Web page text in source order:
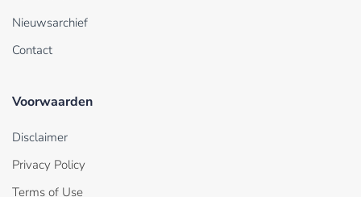
Nieuwsarchief
Contact
Voorwaarden
Disclaimer
Privacy Policy
Terms of Use